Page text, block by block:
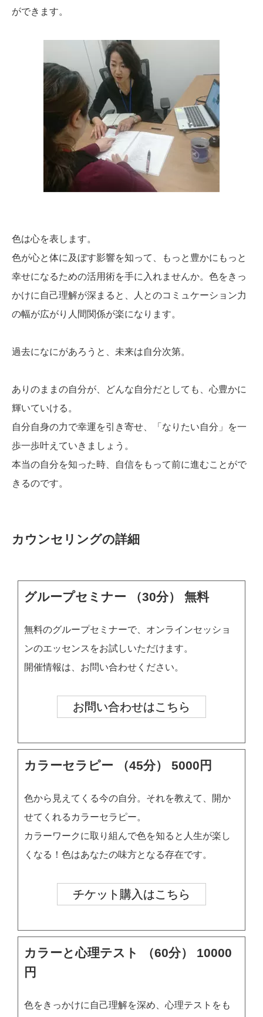
ができます。
色は心を表します。
色が心と体に及ぼす影響を知って、もっと豊かにもっと
幸せになるための活用術を手に入れませんか。色をきっ
かけに自己理解が深まると、人とのコミュケーション力
の幅が広がり人間関係が楽になります。
過去になにがあろうと、未来は自分次第。
ありのままの自分が、どんな自分だとしても、心豊かに
輝いていける。
自分自身の力で幸運を引き寄せ、「なりたい自分」を一
歩一歩叶えていきましょう。
本当の自分を知った時、自信をもって前に進むことがで
きるのです。
カウンセリングの詳細
グループセミナー （30分） 無料
無料のグループセミナーで、オンラインセッショ
ンのエッセンスをお試しいただけます。
開催情報は、お問い合わせください。
お問い合わせはこちら
カラーセラピー （45分） 5000円
色から見えてくる今の自分。それを教えて、開か
せてくれるカラーセラピー。
カラーワークに取り組んで色を知ると人生が楽し
くなる！色はあなたの味方となる存在です。
チケット購入はこちら
カラーと心理テスト （60分） 10000
円
色をきっかけに自己理解を深め、心理テストをも